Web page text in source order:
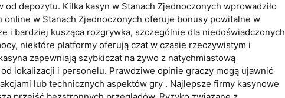
depozytu. Kilka kasyn w Stanach Zjednoczonych wprowadziło
w Stanach Zjednoczonych oferuje bonusy powitalne w
i bardziej kusząca rozgrywka, szczególnie dla niedoświadczonych
niektóre platformy oferują czat w czasie rzeczywistym i
zapewniają szybkiczat na żywo z natychmiastową
lokalizacji i personelu. Prawdziwe opinie graczy mogą ujawnić
lub technicznych aspektów gry . Najlepsze firmy kasynowe